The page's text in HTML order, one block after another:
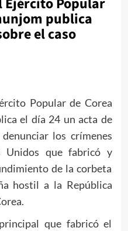
publica
el caso
Popular de Corea
el día 24 un acta de
los crímenes
Unidos que fabricó y
de la corbeta
hostil a la República
que fabricó el